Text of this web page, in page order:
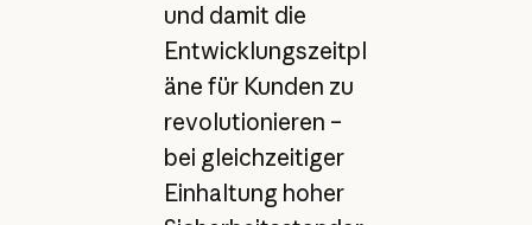
und damit die
Entwicklungszeitpl
äne für Kunden zu
revolutionieren –
bei gleichzeitiger
Einhaltung hoher